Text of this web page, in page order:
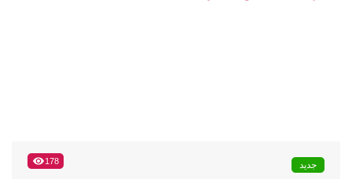
178 جديد